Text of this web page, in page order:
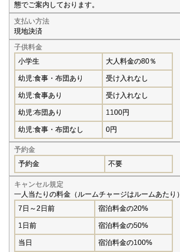
態でご案内しております。
支払い方法
現地決済
子供料金
小学生
大人料金の80％
幼児:食事・布団あり 受け入れなし
幼児:食事あり 受け入れなし
幼児:布団あり 1100円
幼児:食事・布団なし 0円
予約金
予約金
不要
キャンセル規定
一人当たりの料金（ルームチャージはルームあたり）
7日～2日前
宿泊料金の20%
1日前 宿泊料金の50%
当日 宿泊料金の100%